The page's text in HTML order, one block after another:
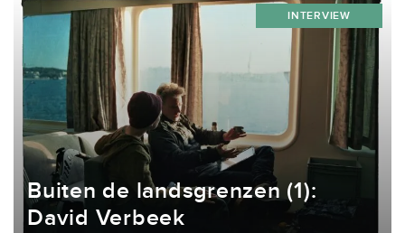
het realisme de boventoon voert. Daar zijn een
aantal...
Buiten de landsgrenzen (1):
David Verbeek
INTERVIEW